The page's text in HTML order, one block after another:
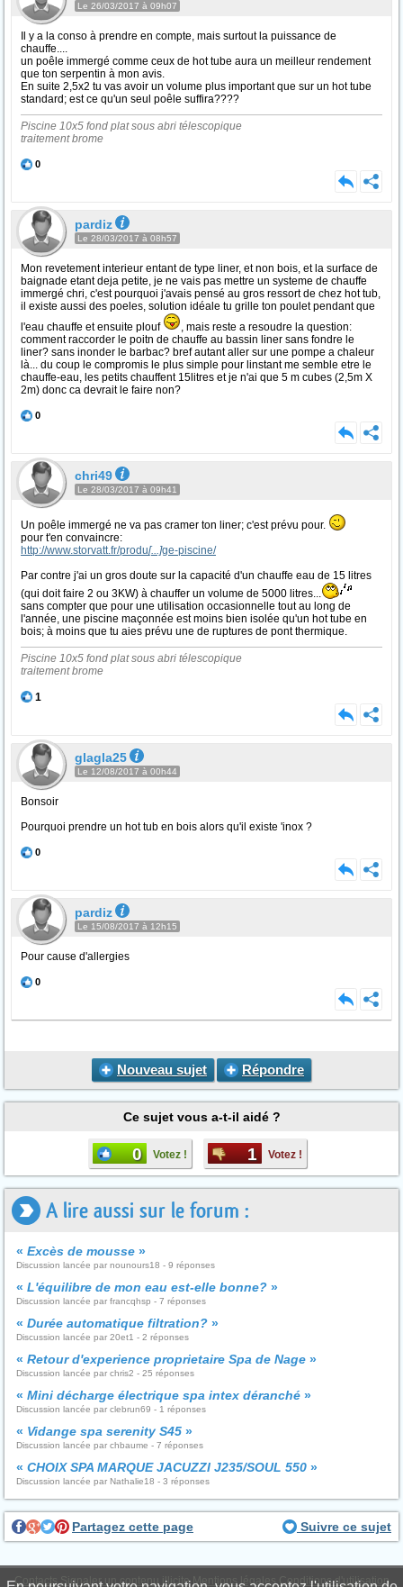
Le 26/03/2017 à 09h07
Il y a la conso à prendre en compte, mais surtout la puissance de
chauffe....
un poêle immergé comme ceux de hot tube aura un meilleur rendement
que ton serpentin à mon avis.
En suite 2,5x2 tu vas avoir un volume plus important que sur un hot tube
standard; est ce qu'un seul poêle suffira????
Piscine 10x5 fond plat sous abri télescopique
traitement brome
0
pardiz
Le 28/03/2017 à 08h57
Mon revetement interieur entant de type liner, et non bois, et la surface de
baignade etant deja petite, je ne vais pas mettre un systeme de chauffe
immergé chri, c'est pourquoi j'avais pensé au gros ressort de chez hot tub,
il existe aussi des poeles, solution idéale tu grille ton poulet pendant que
l'eau chauffe et ensuite plouf
, mais reste a resoudre la question:
comment raccorder le poitn de chauffe au bassin liner sans fondre le
liner? sans inonder le barbac? bref autant aller sur une pompe a chaleur
là... du coup le compromis le plus simple pour linstant me semble etre le
chauffe-eau, les petits chauffent 15litres et je n'ai que 5 m cubes (2,5m X
2m) donc ca devrait le faire non?
0
chri49
Le 28/03/2017 à 09h41
Un poêle immergé ne va pas cramer ton liner; c'est prévu pour.
pour t'en convaincre:
http://www.storvatt.fr/produ[...]ge-piscine/
Par contre j'ai un gros doute sur la capacité d'un chauffe eau de 15 litres
(qui doit faire 2 ou 3KW) à chauffer un volume de 5000 litres...
sans compter que pour une utilisation occasionnelle tout au long de
l'année, une piscine maçonnée est moins bien isolée qu'un hot tube en
bois; à moins que tu aies prévu une de ruptures de pont thermique.
Piscine 10x5 fond plat sous abri télescopique
traitement brome
1
glagla25
Le 12/08/2017 à 00h44
Bonsoir
Pourquoi prendre un hot tub en bois alors qu'il existe 'inox ?
0
pardiz
Le 15/08/2017 à 12h15
Pour cause d'allergies
0
Nouveau sujet Répondre
Ce sujet vous a-t-il aidé ?
0 Votez ! 1 Votez !
A lire aussi sur le forum :
« Excès de mousse »
Discussion lancée par nounours18 - 9 réponses
« L'équilibre de mon eau est-elle bonne? »
Discussion lancée par francqhsp - 7 réponses
« Durée automatique filtration? »
Discussion lancée par 20et1 - 2 réponses
« Retour d'experience proprietaire Spa de Nage »
Discussion lancée par chris2 - 25 réponses
« Mini décharge électrique spa intex déranché »
Discussion lancée par clebrun69 - 1 réponses
« Vidange spa serenity S45 »
Discussion lancée par chbaume - 7 réponses
« CHOIX SPA MARQUE JACUZZI J235/SOUL 550 »
Discussion lancée par Nathalie18 - 3 réponses
Partagez cette page Suivre ce sujet
Contacts Signaler un contenu illicite Mentions légales Conditions d'utilisation